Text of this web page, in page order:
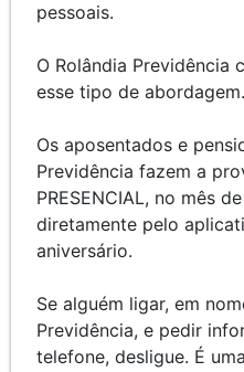
pessoais.
O Rolândia Previdência
esse tipo de abordagem.
Os aposentados e
Previdência fazem a
PRESENCIAL, no mês
diretamente pelo
aniversário.
Se alguém ligar, em
Previdência, e pedir
telefone, desligue. É